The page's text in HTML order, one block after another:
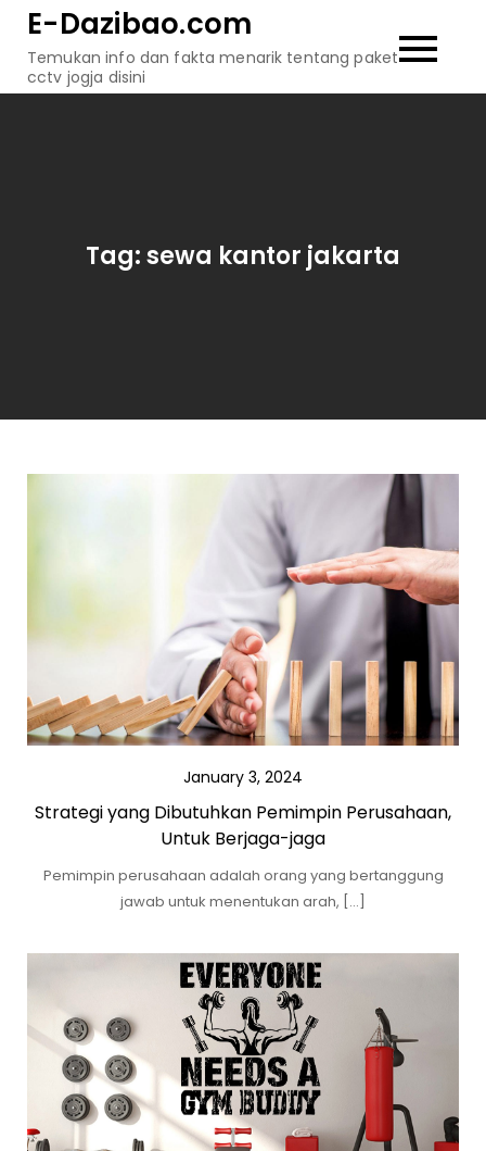
content
E-Dazibao.com
Temukan info dan fakta menarik tentang paket
cctv jogja disini
Tag:sewa kantor jakarta
January 3, 2024
Strategi yang Dibutuhkan Pemimpin Perusahaan,
Untuk Berjaga-jaga
Pemimpin perusahaan adalah orang yang bertanggung
jawab untuk menentukan arah, […]